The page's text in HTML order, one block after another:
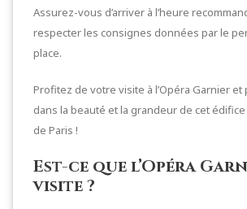
Assurez-vous d’arriver à l’heure
respecter les consignes données par le
place.
Profitez de votre visite à l’Opéra Garnier
dans la beauté et la grandeur de cet
de Paris !
Est-ce que l’Opéra
visite ?